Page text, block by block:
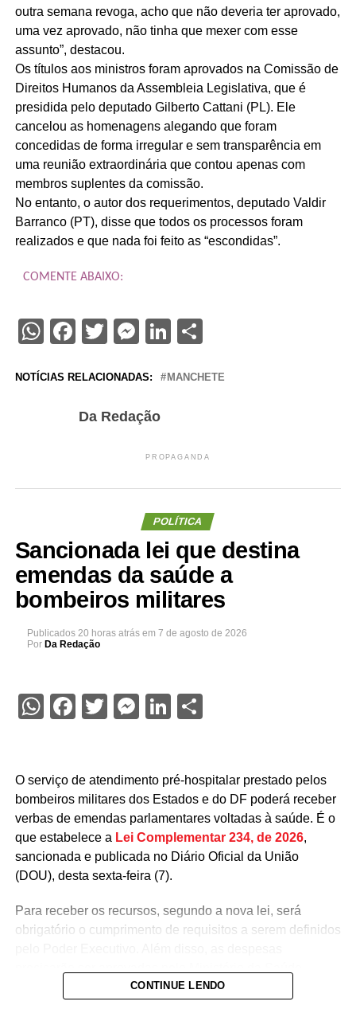
outra semana revoga, acho que não deveria ter aprovado,
uma vez aprovado, não tinha que mexer com esse
assunto”, destacou.
Os títulos aos ministros foram aprovados na Comissão de
Direitos Humanos da Assembleia Legislativa, que é
presidida pelo deputado Gilberto Cattani (PL). Ele
cancelou as homenagens alegando que foram
concedidas de forma irregular e sem transparência em
uma reunião extraordinária que contou apenas com
membros suplentes da comissão.
No entanto, o autor dos requerimentos, deputado Valdir
Barranco (PT), disse que todos os processos foram
realizados e que nada foi feito as “escondidas”.
COMENTE ABAIXO:
WhatsApp
Facebook
Twitter
Messenger
LinkedIn
Share
NOTÍCIAS RELACIONADAS: MANCHETE
Da Redação
PROPAGANDA
POLÍTICA
Sancionada lei que destina
emendas da saúde a
bombeiros militares
Publicados 20 horas atrás em 7 de agosto de 2026
Por Da Redação
WhatsApp
Facebook
Twitter
Messenger
LinkedIn
Share
O serviço de atendimento pré-hospitalar prestado pelos
bombeiros militares dos Estados e do DF poderá receber
verbas de emendas parlamentares voltadas à saúde. É o
que estabelece a Lei Complementar 234, de 2026,
sancionada e publicada no Diário Oficial da União
(DOU), desta sexta-feira (7).
Para receber os recursos, segundo a nova lei, será
obrigatório o cumprimento de requisitos a serem definidos
A lei proíbe o uso dessas emendas para pagamento de
CONTINUE LENDO